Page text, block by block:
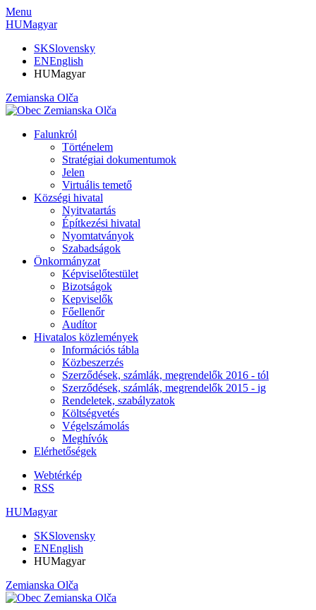
Menu
HUMagyar
SKSlovensky
ENEnglish
HUMagyar
Zemianska Olča
Falunkról
Történelem
Stratégiai dokumentumok
Jelen
Virtuális temető
Községi hivatal
Nyitvatartás
Építkezési hivatal
Nyomtatványok
Szabadságok
Önkormányzat
Képviselőtestület
Bizotságok
Kepviselők
Főellenőr
Audítor
Hivatalos közlemények
Információs tábla
Közbeszerzés
Szerződések, számlák, megrendelők 2016 - tól
Szerződések, számlák, megrendelők 2015 - ig
Rendeletek, szabályzatok
Költségvetés
Végelszámolás
Meghívók
Elérhetőségek
Webtérkép
RSS
HUMagyar
SKSlovensky
ENEnglish
HUMagyar
Zemianska Olča